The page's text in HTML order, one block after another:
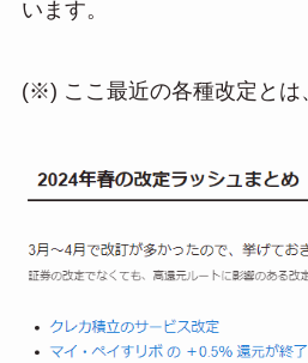
います。
(※) ここ最近の各種改定とは